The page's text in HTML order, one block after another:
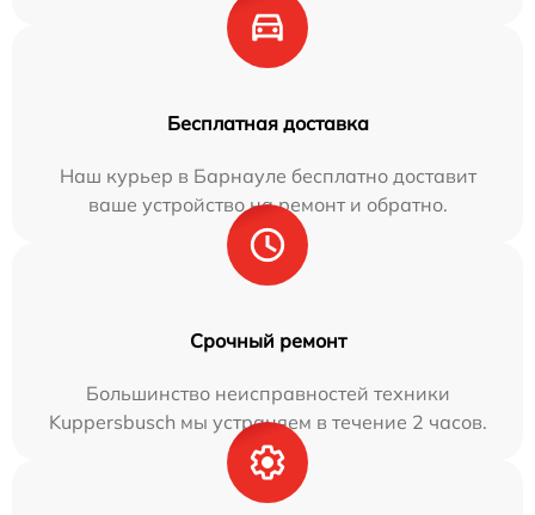
Бесплатная доставка
Наш курьер в Барнауле бесплатно доставит
ваше устройство на ремонт и обратно.
Срочный ремонт
Большинство неисправностей техники
Kuppersbusch мы устраняем в течение 2 часов.